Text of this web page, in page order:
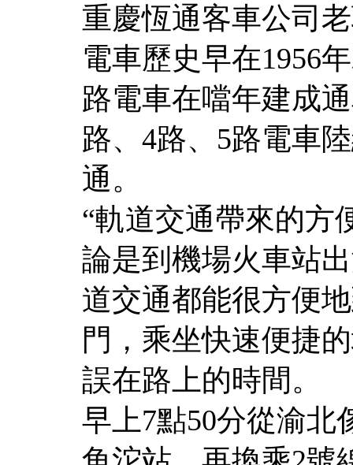
重慶恆通客車公司
電車歷史早在1956
路電車在噹年建成
路、4路、5路電車
通。
“軌道交通帶來的方
論是到機場火車站
道交通都能很方便
門，乘坐快速便捷
誤在路上的時間。
早上7點50分從渝北